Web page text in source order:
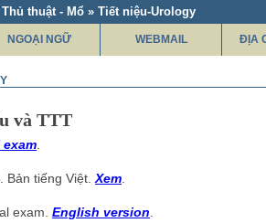
Thủ thuật - Mổ » Tiết niệu-Urology
NGOẠI NGỮ WEBMAIL ĐỊA
và TTT
exam
Bản tiếng Việt. Xem
exam. English version